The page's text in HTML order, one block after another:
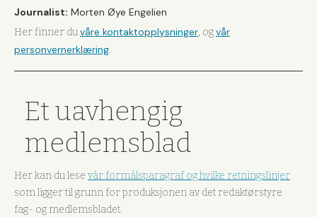
Journalist: Morten Øye Engelien
Her finner duvåre kontaktopplysninger, ogvår
personvernerklæring.
Et uavhengig
medlemsblad
Her kan du lese vår formålsparagraf og hvilke retningslinjer
som ligger til grunn for produksjonen av det redaktørstyre
fag- og medlemsbladet.